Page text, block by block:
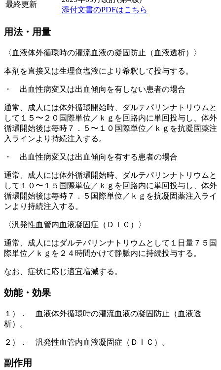
最終更新
添付文書のPDFはこちら
用法・用量
〈血液体外循環時の灌流血液の凝固防止（血液透析）〉
本剤を直接又は生理食塩液により希釈して投与する。
・ 出血性病変又は出血傾向を有しない患者の場合
通常、成人には体外循環開始時、ダルテパリンナトリウムと
して１５〜２０国際単位／ｋｇを回路内に単回投与し、体外
循環開始後は毎時７．５〜１０国際単位／ｋｇを抗凝固薬注
入ラインより持続注入する。
・ 出血性病変又は出血傾向を有する患者の場合
通常、成人には体外循環開始時、ダルテパリンナトリウムと
して１０〜１５国際単位／ｋｇを回路内に単回投与し、体外
循環開始後は毎時７．５国際単位／ｋｇを抗凝固薬注入ライ
ンより持続注入する。
〈汎発性血管内血液凝固症（ＤＩＣ）〉
通常、成人にはダルテパリンナトリウムとして１日量７５国
際単位／ｋｇを２４時間かけて静脈内に持続投与する。
なお、症状に応じ適宜増減する。
効能・効果
１）． 血液体外循環時の灌流血液の凝固防止（血液透
析）。
２）． 汎発性血管内血液凝固症（ＤＩＣ）。
副作用